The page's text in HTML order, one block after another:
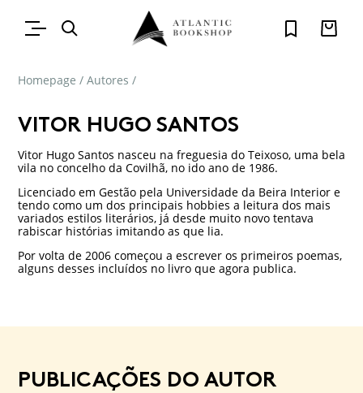
Homepage / Autores /
VITOR HUGO SANTOS
Vitor Hugo Santos nasceu na freguesia do Teixoso, uma bela
vila no concelho da Covilhã, no ido ano de 1986.
Licenciado em Gestão pela Universidade da Beira Interior e
tendo como um dos principais hobbies a leitura dos mais
variados estilos literários, já desde muito novo tentava
rabiscar histórias imitando as que lia.
Por volta de 2006 começou a escrever os primeiros poe­mas,
alguns desses incluídos no livro que agora publica.
PUBLICAÇÕES DO AUTOR